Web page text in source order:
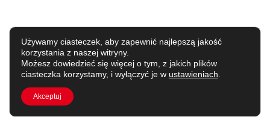
Używamy ciasteczek, aby zapewnić najlepszą jakość
korzystania z naszej witryny.
Możesz dowiedzieć się więcej o tym, z jakich plików
ciasteczka korzystamy, i wyłączyć je w ustawieniach
Akceptuj